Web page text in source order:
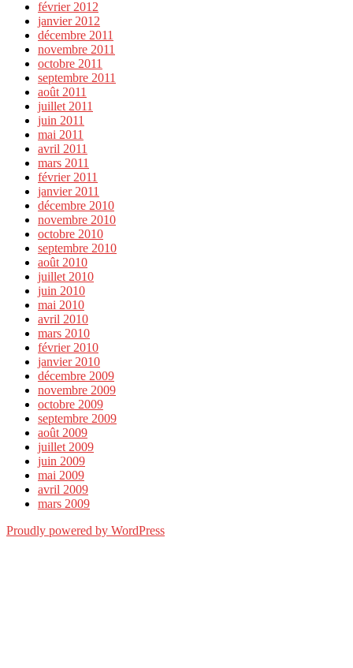
février 2012
janvier 2012
décembre 2011
novembre 2011
octobre 2011
septembre 2011
août 2011
juillet 2011
juin 2011
mai 2011
avril 2011
mars 2011
février 2011
janvier 2011
décembre 2010
novembre 2010
octobre 2010
septembre 2010
août 2010
juillet 2010
juin 2010
mai 2010
avril 2010
mars 2010
février 2010
janvier 2010
décembre 2009
novembre 2009
octobre 2009
septembre 2009
août 2009
juillet 2009
juin 2009
mai 2009
avril 2009
mars 2009
Proudly powered by WordPress